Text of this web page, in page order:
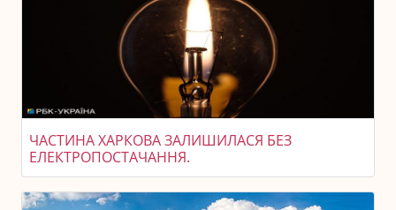
ЧАСТИНА ХАРКОВА ЗАЛИШИЛАСЯ БЕЗ
ЕЛЕКТРОПОСТАЧАННЯ.